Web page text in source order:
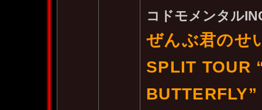
コドモメンタル
ぜんぶ君のせ
SPLIT TOUR
BUTTERFLY”